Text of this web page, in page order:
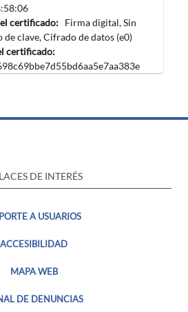
certificado: Firma digital, Sin
clave, Cifrado de datos (e0)
certificado:
DE INTERÉS
A USUARIOS
ACCESIBILIDAD
MAPA WEB
DE DENUNCIAS